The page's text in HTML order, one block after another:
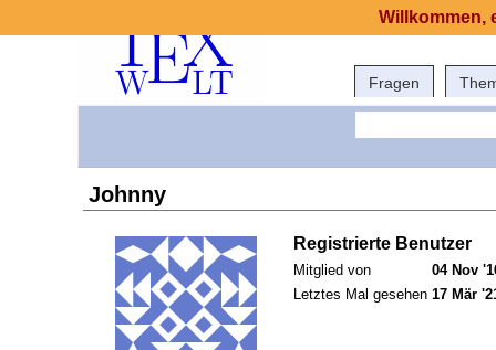
Fragen
Johnny
Registrierte Benutzer
Mitglied von
04 Nov
Letztes Mal gesehen 17 Mär
Willkommen,